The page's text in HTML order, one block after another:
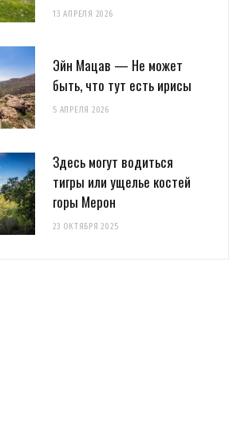
13 АПРЕЛЯ 2026
Эйн Мацав — Не может
быть, что тут есть ирисы
5 АПРЕЛЯ 2026
Здесь могут водиться
тигры или ущелье костей
горы Мерон
23 ОКТЯБРЯ 2025